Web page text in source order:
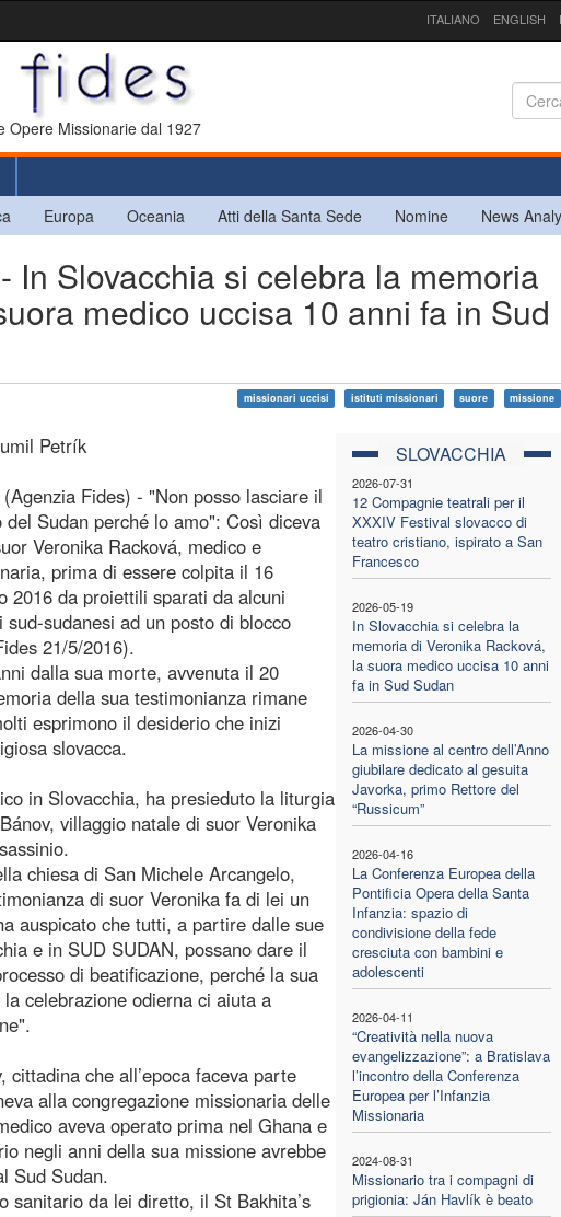
ITALIANO ENGLISH
Opere Missionarie dal 1927
Europa Oceania Atti della Santa Sede Nomine News
In Slovacchia si celebra la memoria
medico uccisa 10 anni fa in Sud
missionari uccisi istituti missionari suore missione
SLOVACCHIA
2026-07-31
12 Compagnie teatrali per il
XXXIV Festival slovacco di
teatro cristiano, ispirato a San
Francesco
2026-05-19
In Slovacchia si celebra la
memoria di Veronika Racková,
la suora medico uccisa 10 anni
fa in Sud Sudan
2026-04-30
La missione al centro dell’Anno
giubilare dedicato al gesuita
Javorka, primo Rettore del
“Russicum”
2026-04-16
La Conferenza Europea della
Pontificia Opera della Santa
Infanzia: spazio di
condivisione della fede
cresciuta con bambini e
adolescenti
2026-04-11
“Creatività nella nuova
evangelizzazione”: a Bratislava
l’incontro della Conferenza
Europea per l’Infanzia
Missionaria
2024-08-31
Missionario tra i compagni di
prigionia: Ján Havlík è beato
Petrík
(Agenzia Fides) - "Non posso lasciare il
del Sudan perché lo amo": Così diceva
Veronika Racková, medico e
prima di essere colpita il 16
2016 da proiettili sparati da alcuni
sud-sudanesi ad un posto di blocco
21/5/2016).
dalla sua morte, avvenuta il 20
della sua testimonianza rimane
esprimono il desiderio che inizi
slovacca.
in Slovacchia, ha presieduto la liturgia
villaggio natale di suor Veronika
chiesa di San Michele Arcangelo,
di suor Veronika fa di lei un
auspicato che tutti, a partire dalle sue
e in SUD SUDAN, possano dare il
di beatificazione, perché la sua
celebrazione odierna ci aiuta a
che all’epoca faceva parte
alla congregazione missionaria delle
aveva operato prima nel Ghana e
negli anni della sua missione avrebbe
Sud Sudan.
sanitario da lei diretto, il St Bakhita’s